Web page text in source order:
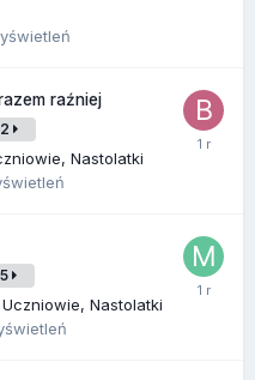
raźniej
Nastolatki
Uczniowie, Nastolatki